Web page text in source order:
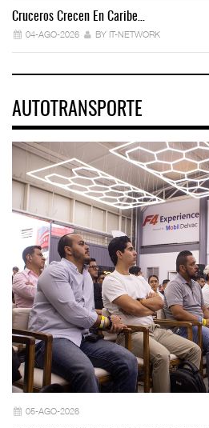
Cruceros Crecen En Caribe…
04-AGO-2026 BY IT-NETWORK
AUTOTRANSPORTE
05-AGO-2026